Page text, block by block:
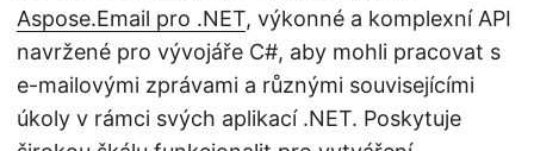
Aspose.Email pro .NET, výkonné a komplexní API
navržené pro vývojáře C#, aby mohli pracovat s
e-mailovými zprávami a různými souvisejícími
úkoly v rámci svých aplikací .NET. Poskytuje